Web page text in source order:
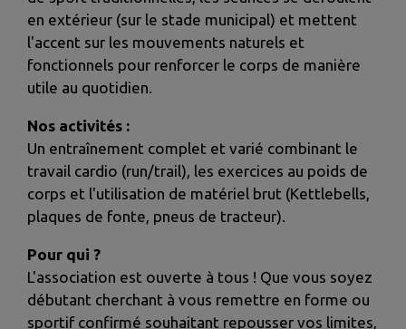
en extérieur (sur le stade municipal) et mettent
l'accent sur les mouvements naturels et
fonctionnels pour renforcer le corps de manière
utile au quotidien.
Nos activités :
Un entraînement complet et varié combinant le
travail cardio (run/trail), les exercices au poids de
corps et l'utilisation de matériel brut (Kettlebells,
plaques de fonte, pneus de tracteur).
Pour qui ?
L'association est ouverte à tous ! Que vous soyez
débutant cherchant à vous remettre en forme ou
sportif confirmé souhaitant repousser vos limites,